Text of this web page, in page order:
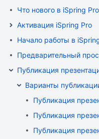
Что нового в iSpring
Активация iSpring Pro
Начало работы в
Предварительный
Публикация
Варианты
Публикация
Публикация
Публикация